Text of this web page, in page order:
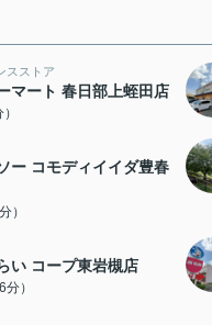
スストア
マート 春日部上蛭田店
ー コモディイイダ豊春
）
い コープ東岩槻店
）